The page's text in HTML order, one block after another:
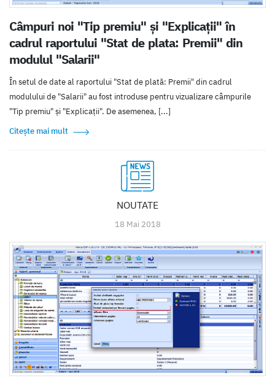
Câmpuri noi "Tip premiu" și "Explicații" în
cadrul raportului "Stat de plata: Premii" din
modulul "Salarii"
În setul de date al raportului "Stat de plată: Premii" din cadrul
modulului de "Salarii" au fost introduse pentru vizualizare câmpurile
"Tip premiu" și "Explicații". De asemenea, [...]
Citește mai mult
NOUTATE
18 Mai 2018